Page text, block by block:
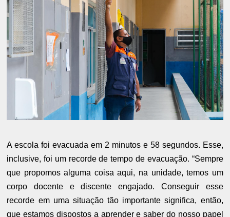
A escola foi evacuada em 2 minutos e 58 segundos. Esse,
inclusive, foi um recorde de tempo de evacuação. “Sempre
que propomos alguma coisa aqui, na unidade, temos um
corpo docente e discente engajado. Conseguir esse
recorde em uma situação tão importante significa, então,
que estamos dispostos a aprender e saber do nosso papel